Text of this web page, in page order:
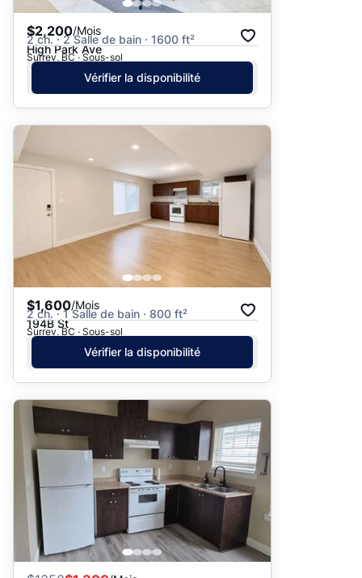
$2,200/Mois
2 ch. · 2 Salle de bain · 1600 ft²
High Park Ave
Surrey, BC · Sous-sol
Vérifier la disponibilité
$1,600/Mois
2 ch. · 1 Salle de bain · 800 ft²
194B St
Surrey, BC · Sous-sol
Vérifier la disponibilité